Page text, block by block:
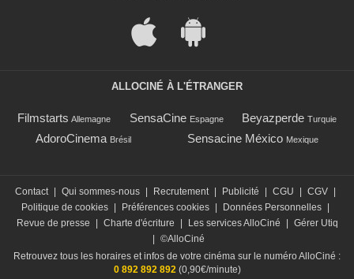
ALLOCINÉ À L'ÉTRANGER
Filmstarts Allemagne SensaCine Espagne Beyazperde Turquie
AdoroCinema Brésil Sensacine México Mexique
Contact Qui sommes-nous Recrutement Publicité CGU CGV
Politique de cookies
Préférences cookies Données Personnelles
Revue de presse
Charte d'écriture Les services AlloCiné
Gérer Utiq
©AlloCiné
Retrouvez tous les horaires et infos de votre cinéma sur le numéro AlloCiné :
0 892 892 892(0,90€/minute)